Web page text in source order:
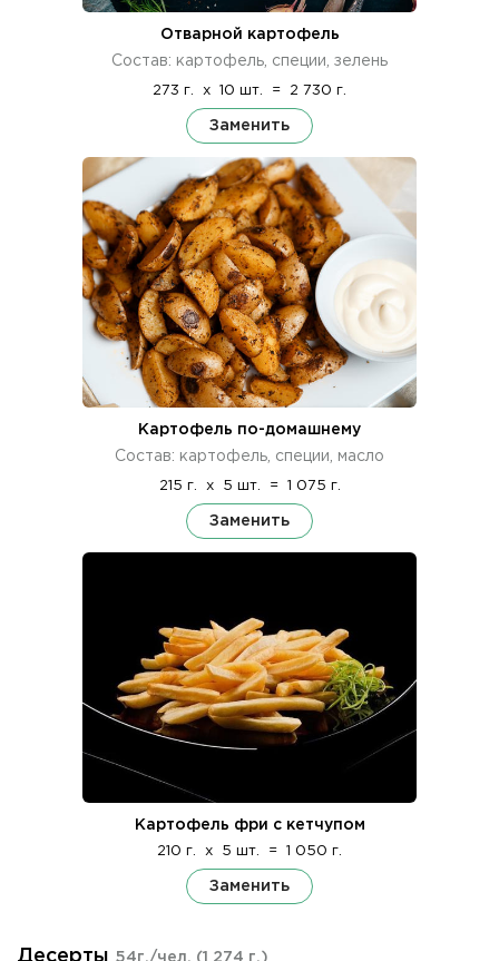
Отварной картофель
Состав: картофель, специи, зелень
273 г. x 10 шт. = 2 730 г.
Заменить
Картофель по-домашнему
Состав: картофель, специи, масло
215 г. x 5 шт. = 1 075 г.
Заменить
Картофель фри с кетчупом
210 г. x 5 шт. = 1 050 г.
Заменить
Десерты 54г./чел. (1 274 г.)